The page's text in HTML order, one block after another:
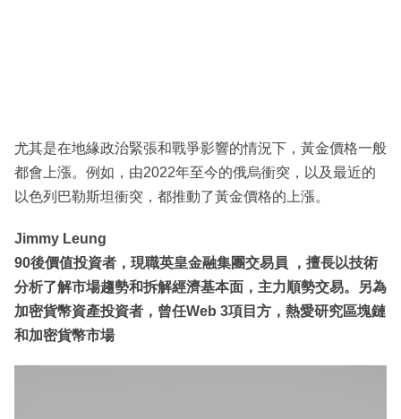
尤其是在地緣政治緊張和戰爭影響的情況下，黃金價格一般
都會上漲。例如，由2022年至今的俄烏衝突，以及最近的
以色列巴勒斯坦衝突，都推動了黃金價格的上漲。
Jimmy Leung
90後價值投資者，現職英皇金融集團交易員 ，擅長以技術
分析了解市場趨勢和拆解經濟基本面，主力順勢交易。另為
加密貨幣資產投資者，曾任Web 3項目方，熱愛研究區塊鏈
和加密貨幣市場